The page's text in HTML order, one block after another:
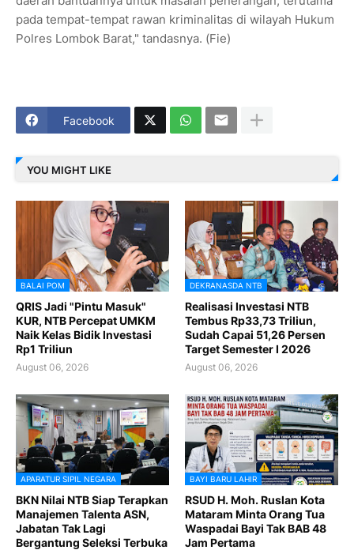
pada tempat-tempat rawan kriminalitas di wilayah Hukum
Polres Lombok Barat," tandasnya. (Fie)
Facebook
YOU MIGHT LIKE
BALAI POM
QRIS Jadi "Pintu Masuk"
KUR, NTB Percepat UMKM
Naik Kelas Bidik Investasi
Rp1 Triliun
August 06, 2026
DEKRANASDA NTB
Realisasi Investasi NTB
Tembus Rp33,73 Triliun,
Sudah Capai 51,26 Persen
Target Semester I 2026
August 06, 2026
APARATUR SIPIL NEGARA
BKN Nilai NTB Siap Terapkan
Manajemen Talenta ASN,
Jabatan Tak Lagi
Bergantung Seleksi Terbuka
BAYI BARU LAHIR
RSUD H. Moh. Ruslan Kota
Mataram Minta Orang Tua
Waspadai Bayi Tak BAB 48
Jam Pertama